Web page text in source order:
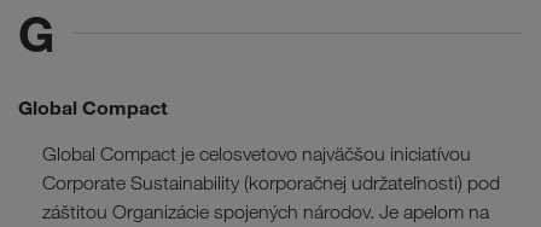
G
Global Compact
Global Compact je celosvetovo najväčšou iniciatívou
Corporate Sustainability (korporačnej udržateľnosti) pod
záštitou Organizácie spojených národov. Je apelom na